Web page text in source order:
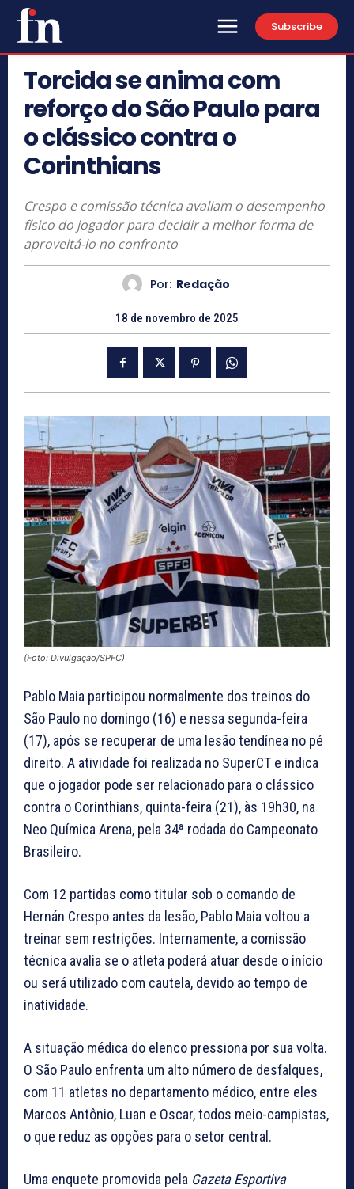
Subscribe
Torcida se anima com
reforço do São Paulo para
o clássico contra o
Corinthians
Crespo e comissão técnica avaliam o desempenho
físico do jogador para decidir a melhor forma de
aproveitá-lo no confronto
Por: Redação
18 de novembro de 2025
(Foto: Divulgação/SPFC)
Pablo Maia participou normalmente dos treinos do
São Paulo no domingo (16) e nessa segunda-feira
(17), após se recuperar de uma lesão tendínea no pé
direito. A atividade foi realizada no SuperCT e indica
que o jogador pode ser relacionado para o clássico
contra o Corinthians, quinta-feira (21), às 19h30, na
Neo Química Arena, pela 34ª rodada do Campeonato
Brasileiro.
Com 12 partidas como titular sob o comando de
Hernán Crespo antes da lesão, Pablo Maia voltou a
treinar sem restrições. Internamente, a comissão
técnica avalia se o atleta poderá atuar desde o início
ou será utilizado com cautela, devido ao tempo de
inatividade.
A situação médica do elenco pressiona por sua volta.
O São Paulo enfrenta um alto número de desfalques,
com 11 atletas no departamento médico, entre eles
Marcos Antônio, Luan e Oscar, todos meio-campistas,
o que reduz as opções para o setor central.
Uma enquete promovida pela Gazeta Esportiva